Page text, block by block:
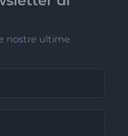
nostre ultime